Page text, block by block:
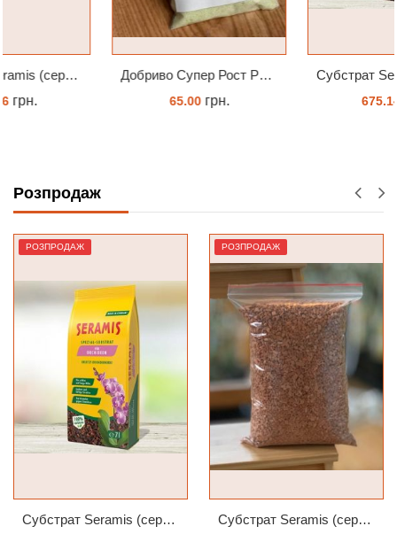
Добриво Супер Рост Peters Hi Nitro 30-10-10 + мікроелементи Субстрат Seramis (серамис) для орхідей 7 л заводське пакування
Розпродаж
РОЗПРОДАЖ
Субстрат Seramis (серамис) для орхідей 7 л заводське пакування
РОЗПРОДАЖ
Субстрат Seramis (серамис) універсальний - гранульована глина стандартного разміра для всіх рослин 1 л